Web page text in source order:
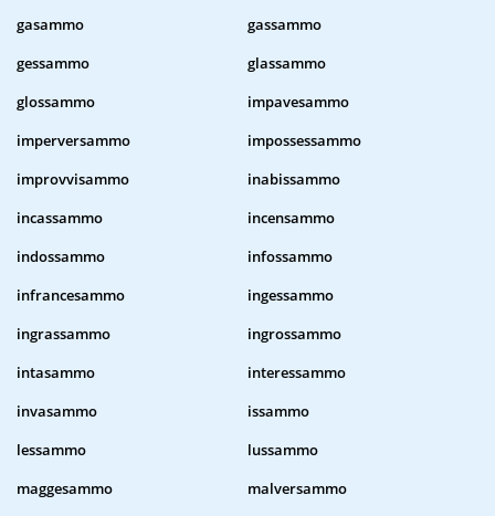
gasammo
gassammo
gessammo
glassammo
glossammo
impavesammo
imperversammo
impossessammo
improvvisammo
inabissammo
incassammo
incensammo
indossammo
infossammo
infrancesammo
ingessammo
ingrassammo
ingrossammo
intasammo
interessammo
invasammo
issammo
lessammo
lussammo
maggesammo
malversammo